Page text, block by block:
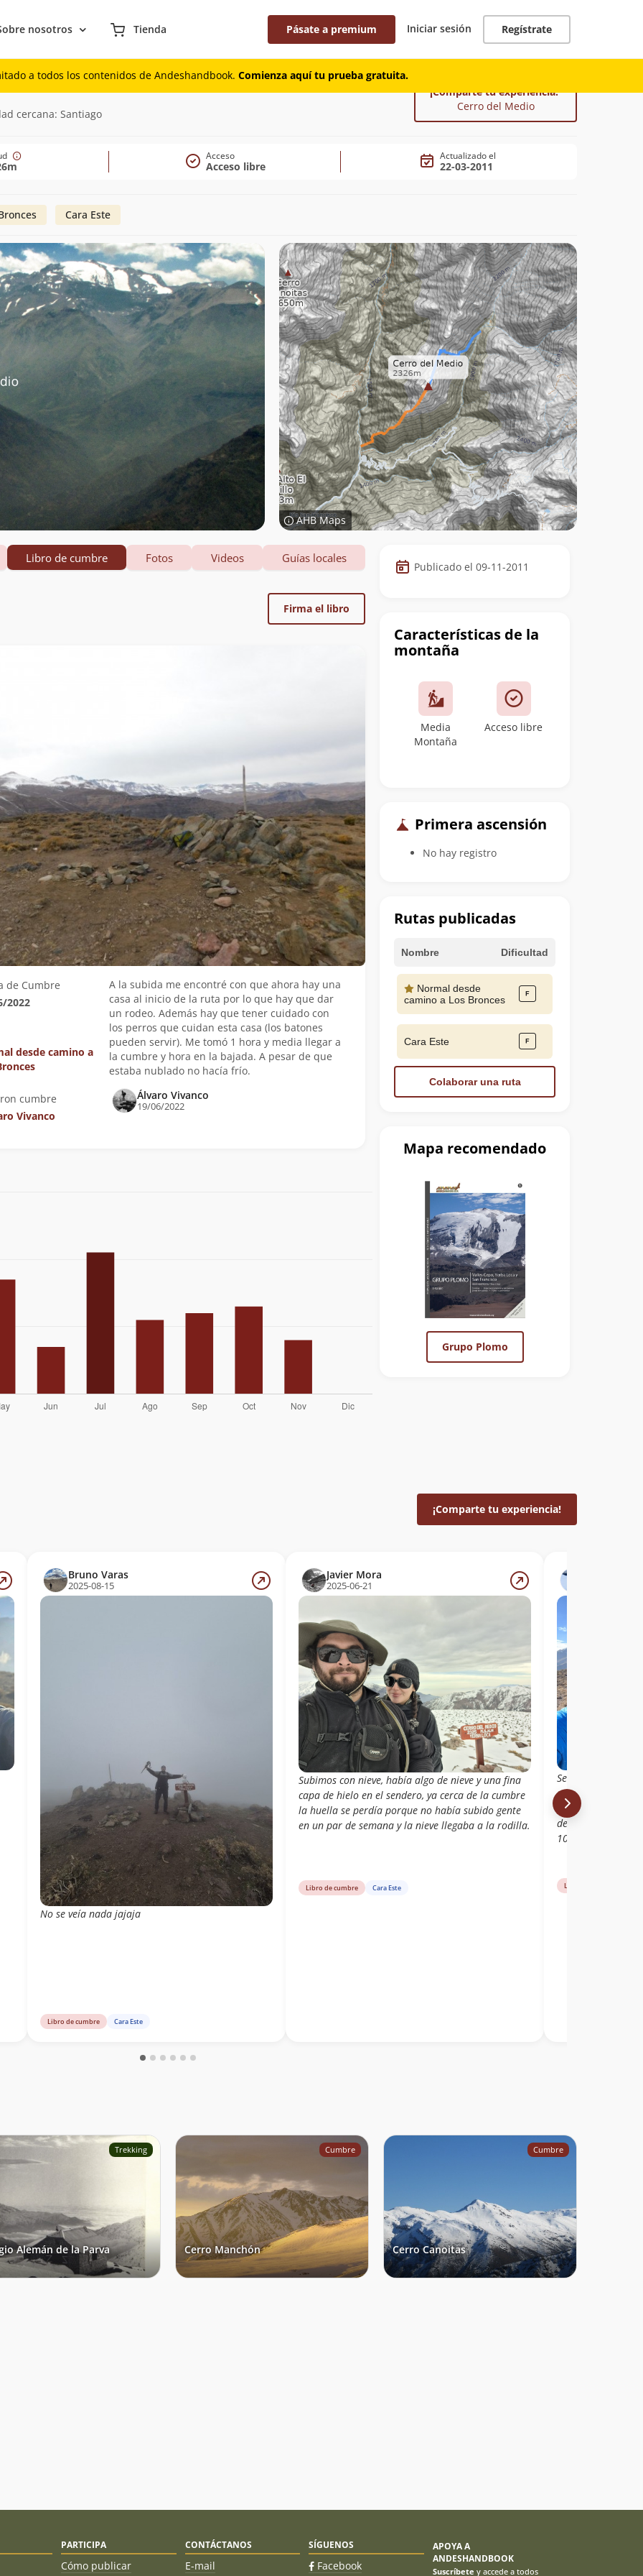
nosotros Tienda Pásate a premium Iniciar sesión Regístrate
a todos los contenidos de Andeshandbook. Comienza aquí tu prueba gratuita.
cercana: Santiago
¡Comparte tu experiencia!
Cerro del Medio
Acceso
Acceso libre
Actualizado el
22-03-2011
Cara Este
AHB Maps
Datos
de
cumbre
Publicado el 09-11-2011
Características de la
montaña
Media
Montaña
Acceso libre
Primera ascensión
No hay registro
Rutas publicadas
Nombre Dificultad
Normal desde
camino a Los Bronces
Cara Este
Colaborar una ruta
Mapa recomendado
Grupo Plomo
Libro de cumbre Fotos Videos Guías locales
Firma el libro
de Cumbre
2022
desde camino a
cumbre
Vivanco
A la subida me encontré con que ahora hay una
casa al inicio de la ruta por lo que hay que dar
un rodeo. Además hay que tener cuidado con
los perros que cuidan esta casa (los batones
pueden servir). Me tomó 1 hora y media llegar a
la cumbre y hora en la bajada. A pesar de que
estaba nublado no hacía frío.
Álvaro Vivanco
19/06/2022
¡Comparte tu experiencia!
Bruno Varas
2025-08-15
No se veía nada jajaja
Libro de cumbre Cara Este
Javier Mora
2025-06-21
Subimos con nieve, había algo de nieve y una fina
capa de hielo en el sendero, ya cerca de la cumbre
la huella se perdía porque no había subido gente
en un par de semana y la nieve llegaba a la rodilla.
Libro de cumbre Cara Este
Sendero sin
cumbre estos días
ascenso Sendero
desde la cumbre
100% el ascenso
Libro de cumbre
Trekking
Alemán de la Parva
Cumbre
Cerro Manchón
Cumbre
Cerro Canoitas
PARTICIPA
Cómo publicar
CONTÁCTANOS
E-mail
SÍGUENOS
Facebook
APOYA A
ANDESHANDBOOK
Suscríbete y accede a todos